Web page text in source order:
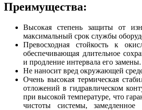
Преимущества:
Высокая степень защиты от
максимальный срок службы
Превосходная стойкость к
обеспечивающая длительное
и продление интервала его замены.
Не наносит вред окружающей
Очень высокая термическая
отложений в гидравлическом
при высокой температуре, что
чистоты системы, замедленное